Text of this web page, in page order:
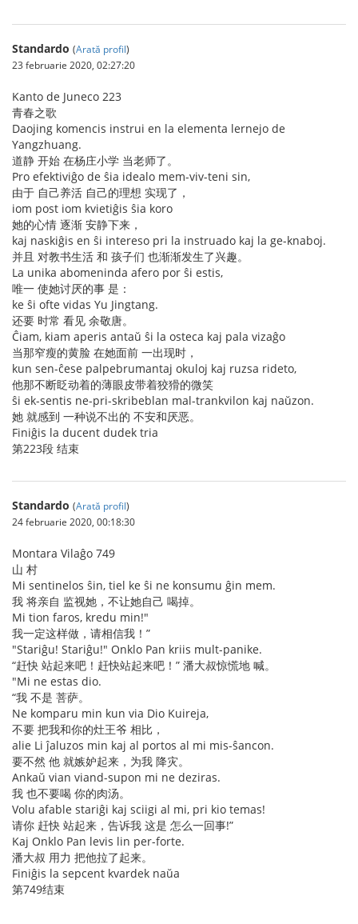
Standardo (Arată profil)
23 februarie 2020, 02:27:20
Kanto de Juneco 223
青春之歌
Daojing komencis instrui en la elementa lernejo de
Yangzhuang.
道静 开始 在杨庄小学 当老师了。
Pro efektiviĝo de ŝia idealo mem-viv-teni sin,
由于 自己养活 自己的理想 实现了，
iom post iom kvietiĝis ŝia koro
她的心情 逐渐 安静下来，
kaj naskiĝis en ŝi intereso pri la instruado kaj la ge-knaboj.
并且 对教书生活 和 孩子们 也渐渐发生了兴趣。
La unika abomeninda afero por ŝi estis,
唯一 使她讨厌的事 是：
ke ŝi ofte vidas Yu Jingtang.
还要 时常 看见 余敬唐。
Ĉiam, kiam aperis antaŭ ŝi la osteca kaj pala vizaĝo
当那窄瘦的黄脸 在她面前 一出现时，
kun sen-ĉese palpebrumantaj okuloj kaj ruzsa rideto,
他那不断眨动着的薄眼皮带着狡猾的微笑
ŝi ek-sentis ne-pri-skribeblan mal-trankvilon kaj naŭzon.
她 就感到 一种说不出的 不安和厌恶。
Finiĝis la ducent dudek tria
第223段 结束
Standardo (Arată profil)
24 februarie 2020, 00:18:30
Montara Vilaĝo 749
山 村
Mi sentinelos ŝin, tiel ke ŝi ne konsumu ĝin mem.
我 将亲自 监视她，不让她自己 喝掉。
Mi tion faros, kredu min!"
我一定这样做，请相信我！”
"Stariĝu! Stariĝu!" Onklo Pan kriis mult-panike.
“赶快 站起来吧！赶快站起来吧！” 潘大叔惊慌地 喊。
"Mi ne estas dio.
“我 不是 菩萨。
Ne komparu min kun via Dio Kuireja,
不要 把我和你的灶王爷 相比，
alie Li ĵaluzos min kaj al portos al mi mis-ŝancon.
要不然 他 就嫉妒起来，为我 降灾。
Ankaŭ vian viand-supon mi ne deziras.
我 也不要喝 你的肉汤。
Volu afable stariĝi kaj sciigi al mi, pri kio temas!
请你 赶快 站起来，告诉我 这是 怎么一回事!”
Kaj Onklo Pan levis lin per-forte.
潘大叔 用力 把他拉了起来。
Finiĝis la sepcent kvardek naŭa
第749结束